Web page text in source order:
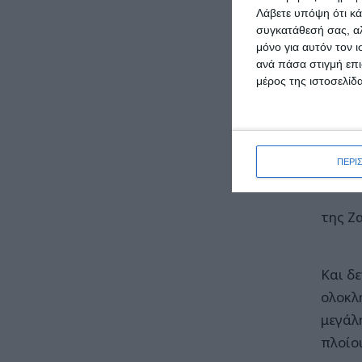
Λάβετε υπόψη ότι
συγκατάθεσή σας,
μόνο για αυτόν τον
ανά πάσα στιγμή
μέρος της
της
Και